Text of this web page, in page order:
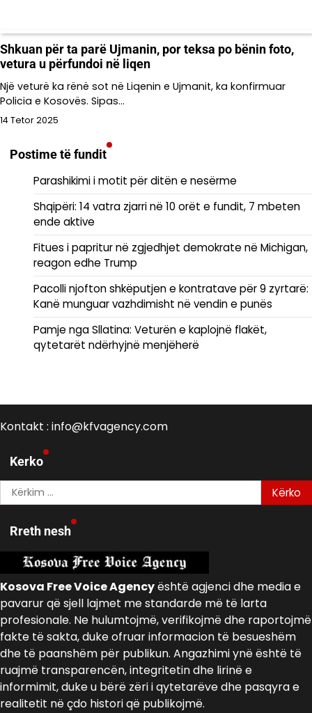
Shkuan për ta parë Ujmanin, por teksa po bënin foto,
vetura u përfundoi në liqen
Një veturë ka rënë sot në Liqenin e Ujmanit, ka konfirmuar
Policia e Kosovës. Sipas…
14 Tetor 2025
Postime të fundit
Parashikimi i motit për ditën e nesërme
Shqipëri: 14 vatra zjarri në 10 orët e fundit, 7 mbeten
ende aktive
Fitues i papritur në zgjedhjet demokrate në Michigan,
reagon edhe Trump
Pacolli njofton shkëputjen e kontratave për 9 zyrtarë:
Kanë munguar vazhdimisht në vendin e punës
Pamje nga Sllatina: Veturën e kaplojnë flakët,
qytetarët ndërhyjnë menjëherë
Kontakt : info@kfvagency.com
Kerko
Kërko
për:
Rreth nesh
Kosova Free Voice Agencyështë agjenci dhe media e
pavarur që sjell lajmet me standarde më të larta
profesionale. Ne hulumtojmë, verifikojmë dhe raportojmë
fakte të sakta, duke ofruar informacion të besueshëm
dhe të paanshëm për publikun. Angazhimi ynë është të
ruajmë transparencën, integritetin dhe lirinë e
informimit, duke u bërë zëri i qytetarëve dhe pasqyra e
realitetit në çdo histori që publikojmë.